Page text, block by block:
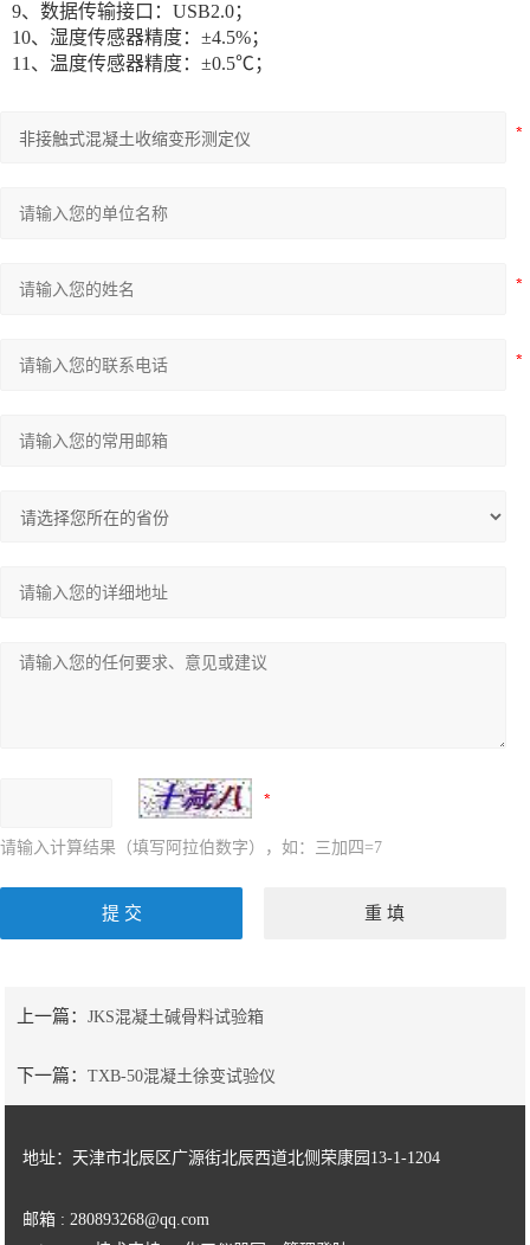
9、 数据传输接口： USB2.0；
10、湿度传感器精度：±4.5%；
11、温度传感器精度：±0.5℃；
请输入计算结果（填写阿拉伯数字），如：三加四=7
上一篇：JKS混凝土碱骨料试验箱
下一篇：TXB-50混凝土徐变试验仪
地址：天津市北辰区广源街北辰西道北侧荣康园13-1-1204
邮箱 : 280893268@qq.com